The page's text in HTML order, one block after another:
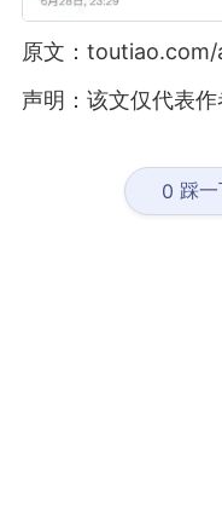
原文：
声明：该文仅代表
0 踩